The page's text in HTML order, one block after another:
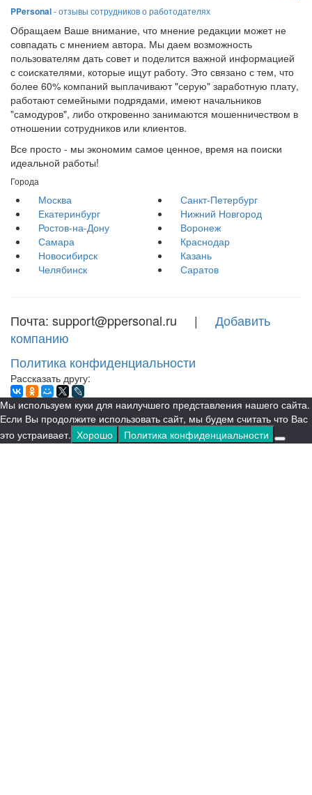
PPersonal- отзывы сотрудников о работодателях
Обращаем Ваше внимание, что мнение редакции может не
совпадать с мнением автора. Мы даем возможность
пользователям дать совет и поделится важной информацией
с соискателями, которые ищут работу. Это связано с тем, что
более 60% компаний выплачивают "серую" заработную плату,
работают семейными подрядами, имеют начальников
"самодуров", либо откровенно занимаются мошенничеством в
отношении сотрудников или клиентов.
Все просто - мы экономим самое ценное, время на поиски
идеальной работы!
Города
Москва
Санкт-Петербург
Екатеринбург
Нижний Новгород
Ростов-на-Дону
Воронеж
Самара
Краснодар
Новосибирск
Казань
Челябинск
Саратов
Почта: support@ppersonal.ru | Добавить
компанию
Политика конфиденциальности
Рассказать другу:
Мы используем куки для наилучшего представления нашего сайта.
Если Вы продолжите использовать сайт, мы будем считать что Вас
это устраивает. Хорошо Политика конфиденциальности